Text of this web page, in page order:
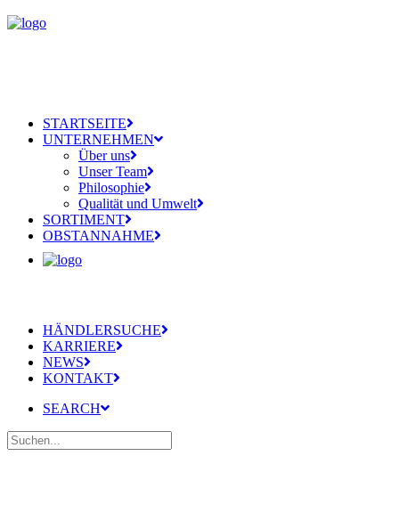
STARTSEITE
UNTERNEHMEN
Über uns
Unser Team
Philosophie
Qualität und Umwelt
SORTIMENT
OBSTANNAHME
HÄNDLERSUCHE
KARRIERE
NEWS
KONTAKT
SEARCH